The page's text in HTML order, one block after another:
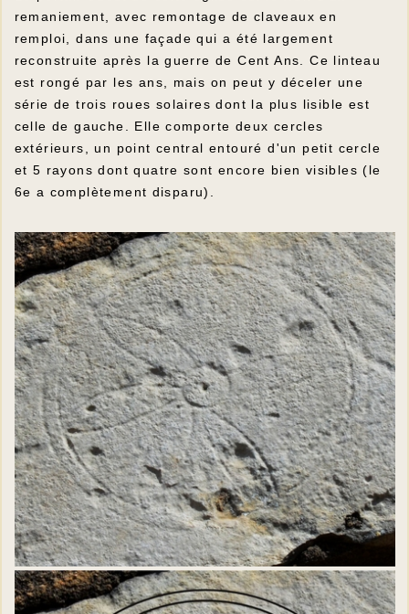
remaniement, avec remontage de claveaux en
remploi, dans une façade qui a été largement
reconstruite après la guerre de Cent Ans. Ce linteau
est rongé par les ans, mais on peut y déceler une
série de trois roues solaires dont la plus lisible est
celle de gauche. Elle comporte deux cercles
extérieurs, un point central entouré d'un petit cercle
et 5 rayons dont quatre sont encore bien visibles (le
6e a complètement disparu).